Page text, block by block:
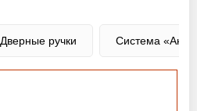
Дверные ручки Система